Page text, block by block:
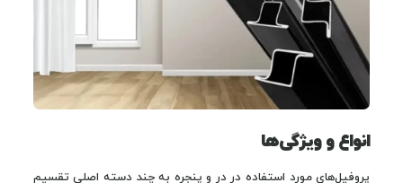
انواع و ویژگی‌ها
پروفیل‌های مورد استفاده در در و پنجره به چند دسته اصلی تقسیم